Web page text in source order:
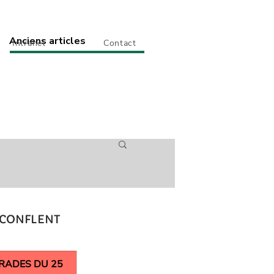
Intranet Contact
Anciens articles
DU 25